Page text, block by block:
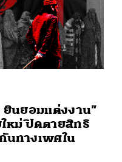
นยอมแต่งงาน”
หม่ ปิดตายสิทธิ
นทางเพศใน
ค้นหา